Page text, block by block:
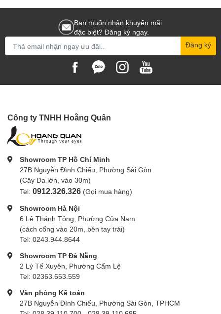
và Đà Nẵng để quý khách hàng có thể tới trực tiếp trải nghiệm và lựa
chọn những sản phẩm ống kính tốt nhất cho mình!
Bạn muốn nhận khuyến mãi
đặc biệt? Đăng ký ngay.
Đăng ký
Công ty TNHH Hoằng Quân
Showroom TP Hồ Chí Minh
27B Nguyễn Đình Chiểu, Phường Sài Gòn
(Cây Đa lớn, vào 30m)
Tel: 0912.326.326 (Gọi mua hàng)
Showroom Hà Nội
6 Lê Thánh Tông, Phường Cửa Nam
(cách cổng vào 20m, bên tay trái)
Tel: 0243.944.8644
Showroom TP Đà Nẵng
2 Lý Tế Xuyên, Phường Cẩm Lệ
Tel: 02363.653.559
Văn phòng Kế toán
27B Nguyễn Đình Chiểu, Phường Sài Gòn, TPHCM